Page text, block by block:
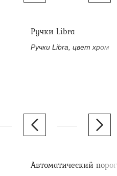
Ручки Libra
Ручки Libra, цвет хром
Автоматический порог